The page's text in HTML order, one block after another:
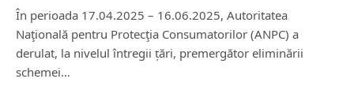
În perioada 17.04.2025 – 16.06.2025, Autoritatea
Naţională pentru Protecţia Consumatorilor (ANPC) a
derulat, la nivelul întregii țări, premergător eliminării
schemei…